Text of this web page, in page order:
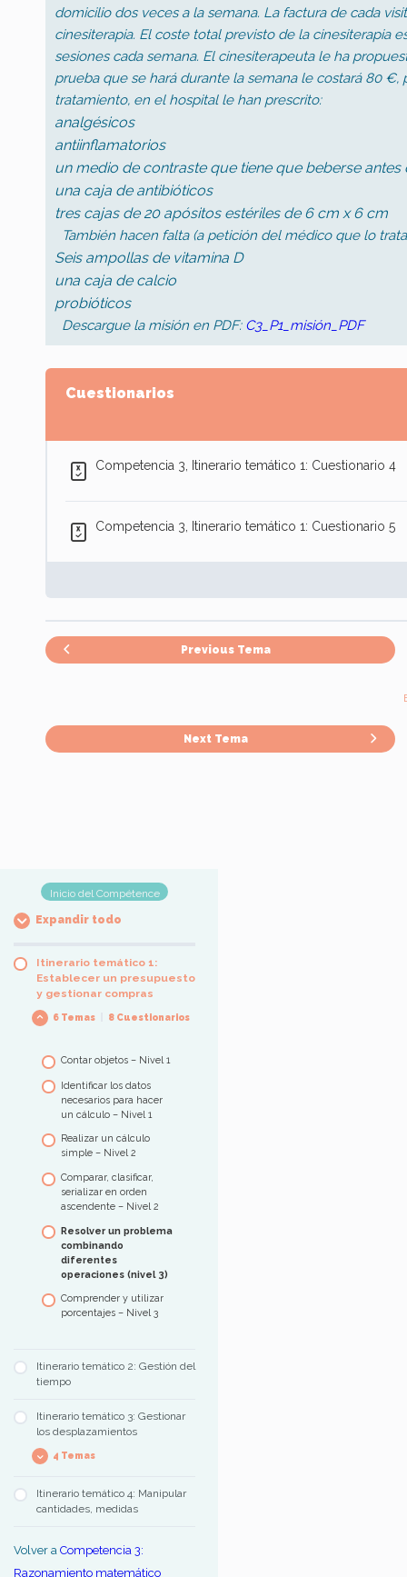
domicilio dos veces a la semana. La factura de cada
cinesiterapia. El coste total previsto de la cinesiterapia
sesiones cada semana. El cinesiterapeuta le ha
prueba que se hará durante la semana le costará 80
tratamiento, en el hospital le han prescrito:
analgésicos
antiinflamatorios
un medio de contraste que tiene que beberse
una caja de antibióticos
tres cajas de 20 apósitos estériles de 6 cm x 6 cm
También hacen falta (a petición del médico que lo
Seis ampollas de vitamina D
una caja de calcio
probióticos
Descargue la misión en PDF: C3_P1_misión_PDF
Cuestionarios
Competencia 3, Itinerario temático 1: Cuestionario 4
Competencia 3, Itinerario temático 1: Cuestionario 5
Previous Tema
Next Tema
Inicio del Compétence
Expandir todo
Itinerario temático 1:
Establecer un presupuesto
y gestionar compras
6 Temas 8 Cuestionarios
Contar objetos – Nivel 1
Identificar los datos
necesarios para hacer
un cálculo – Nivel 1
Realizar un cálculo
simple – Nivel 2
Comparar, clasificar,
serializar en orden
ascendente – Nivel 2
Resolver un problema
combinando
diferentes
operaciones (nivel 3)
Comprender y utilizar
porcentajes – Nivel 3
Itinerario temático 2: Gestión del
tiempo
Itinerario temático 3: Gestionar
los desplazamientos
4 Temas
Comprender la
organización de un
Localizar un lugar, un
edificio o una calle en
Itinerario temático 4: Manipular
cantidades, medidas
Volver a Competencia 3:
Razonamiento matemático